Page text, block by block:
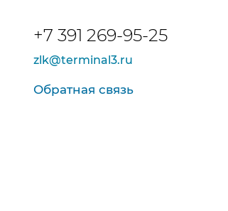
+7 391 269-95-25
zlk@terminal3.ru
Обратная связь